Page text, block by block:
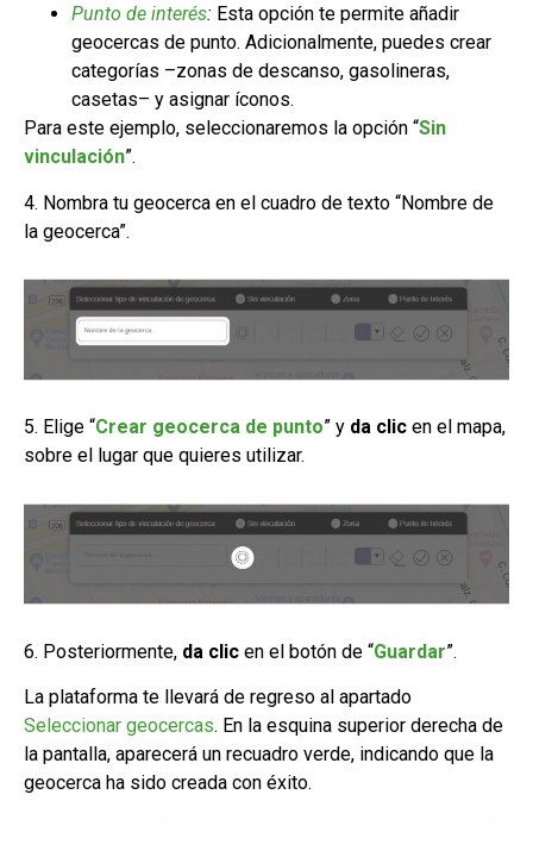
Punto de interés: Esta opción te permite añadir
geocercas de punto. Adicionalmente, puedes crear
categorías –zonas de descanso, gasolineras,
casetas– y asignar íconos.
Para este ejemplo, seleccionaremos la opción “Sin
vinculación”.
4. Nombra tu geocerca en el cuadro de texto “Nombre de
la geocerca”.
5. Elige “Crear geocerca de punto” y da clic en el mapa,
sobre el lugar que quieres utilizar.
6. Posteriormente, da clic en el botón de “Guardar”.
La plataforma te llevará de regreso al apartado
Seleccionar geocercas. En la esquina superior derecha de
la pantalla, aparecerá un recuadro verde, indicando que la
geocerca ha sido creada con éxito.